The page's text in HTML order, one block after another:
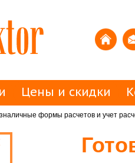
Цены и скидки
формы расчетов и учет